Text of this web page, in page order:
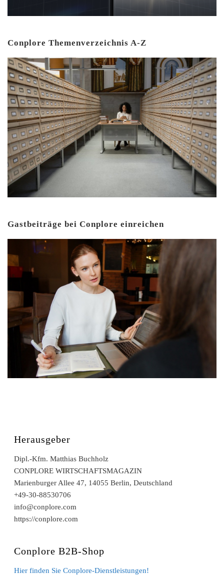
Conplore Themenverzeichnis A-Z
Gastbeiträge bei Conplore einreichen
Herausgeber
Dipl.-Kfm. Matthias Buchholz
CONPLORE WIRTSCHAFTSMAGAZIN
Marienburger Allee 47, 14055 Berlin, Deutschland
+49-30-88530706
info@conplore.com
https://conplore.com
Conplore B2B-Shop
Hier finden Sie Conplore-Dienstleistungen!